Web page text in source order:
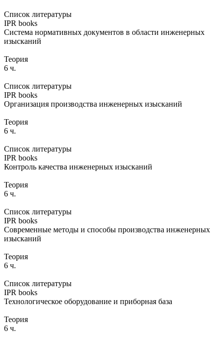
Список литературы
IPR books
Система нормативных документов в области инженерных
изысканий
Теория
6 ч.
Список литературы
IPR books
Организация производства инженерных изысканий
Теория
6 ч.
Список литературы
IPR books
Контроль качества инженерных изысканий
Теория
6 ч.
Список литературы
IPR books
Современные методы и способы производства инженерных
изысканий
Теория
6 ч.
Список литературы
IPR books
Технологическое оборудование и приборная база
Теория
6 ч.